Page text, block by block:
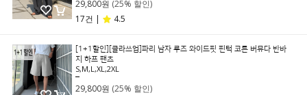
29,800원 (25% 할인)
17건 |
4.5
[1+1할인][클라쓰업]파리 남자 루즈 와이드핏 핀턱 코튼 버뮤다 반바
지 하프 팬츠
S,M,L,XL,2XL
29,800원 (25% 할인)